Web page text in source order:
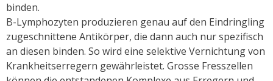
binden.
B-Lymphozyten produzieren genau auf den Eindringling
zugeschnittene Antikörper, die dann auch nur spezifisch
an diesen binden. So wird eine selektive Vernichtung von
Krankheitserregern gewährleistet. Grosse Fresszellen